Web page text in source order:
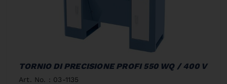
TORNIO DI PRECISIONE PROFI 550 WQ / 400 V
Art. No. : 03-1135